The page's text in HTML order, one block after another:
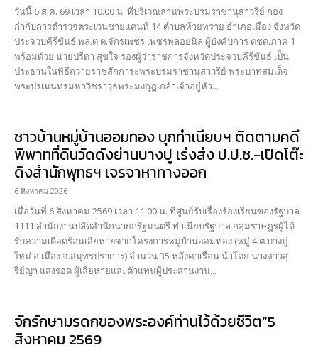
วันนี้ 6 ส.ค. 69 เวลา 10.00 น. ที่บริเวณลานพระบรมราชานุสาวรีย์ กอง
กำกับการตำรวจตระเวนชายแดนที่ 14 ตำบลห้วยทราย อำเภอเมือง จังหวัด
ประจวบคีรีขันธ์ พล.ต.ต.จักรเพชร เพชรพลอยนิล ผู้บังคับการ ตชด.ภาค 1
พร้อมด้วย นายปรีดา สุขใจ รองผู้ว่าราชการจังหวัดประจวบคีรีขันธ์ เป็น
ประธานในพิธีถวายราชสักการะพระบรมราชานุสาวรีย์ พระบาทสมเด็จ
พระปรเมนทรมหาวิชราวุธพระมงกุฎเกล้าเจ้าอยู่หัว...
ชาวบ้านหมู่บ้านออมทอง บุกทำเนียบฯ ติดตามคดี
พิพาทที่ดินวัดดังย่านบางปู เร่งส่ง ป.ป.ช.-เปิดโต๊ะ
ดึงสำนักพุทธฯ เจรจาหาทางออก
6 สิงหาคม 2026
เมื่อวันที่ 6 สิงหาคม 2569 เวลา 11.00 น. ที่ศูนย์รับเรื่องร้องเรียนของรัฐบาล
1111 สำนักงานปลัดสำนักนายกรัฐมนตรี ทำเนียบรัฐบาล กลุ่มราษฎรผู้ได้
รับความเดือดร้อนเสียหายจากโครงการหมู่บ้านออมทอง (หมู่ 4 ต.บางปู
ใหม่ อ.เมือง จ.สมุทรปราการ) จำนวน 35 หลังคาเรือน นำโดย นางสาวสุ
รีย์ญา แสงรอด ผู้เสียหายและตัวแทนผู้ประสานงาน...
จักรักษามรดกของพระองค์ท่านไว้ด้วยชีวิต”5
สิงหาคม 2569